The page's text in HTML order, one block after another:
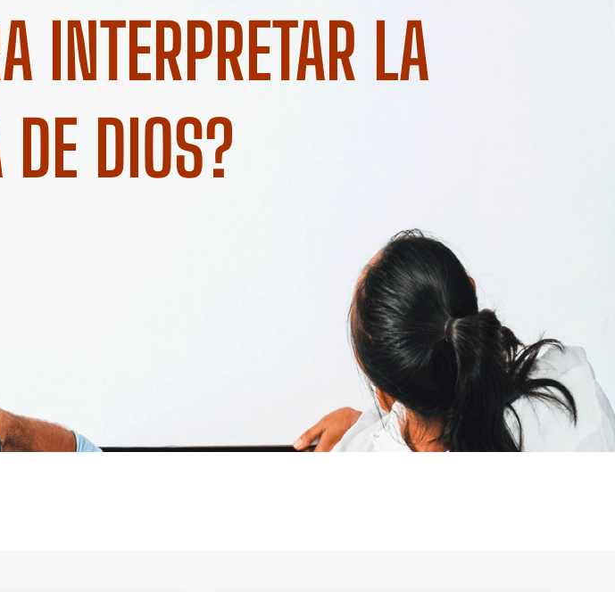
INTERPRETAR LA
DIOS?